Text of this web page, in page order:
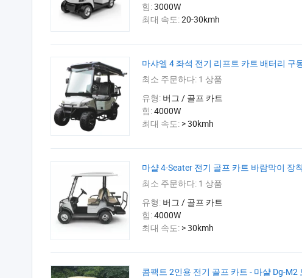
힘:3000W
최대 속도:20-30kmh
마샤엘 4 좌석 전기 리프트 카트 배터리 구
최소 주문하다: 1 상품
유형: 버그 / 골프 카트
힘:4000W
최대 속도: > 30kmh
마샬 4-Seater 전기 골프 카트 바람막이 장
최소 주문하다: 1 상품
유형: 버그 / 골프 카트
힘:4000W
최대 속도: > 30kmh
콤팩트 2인용 전기 골프 카트 - 마샬 Dg-M2